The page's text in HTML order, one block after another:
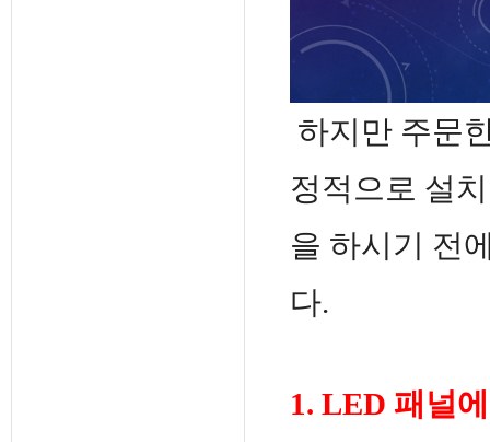
하지만 주문
정적으로 설
을 하시기 전
다.
1. LED 패널